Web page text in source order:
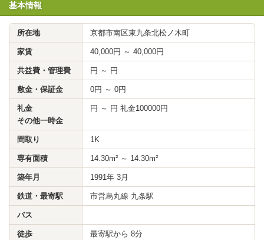
基本情報
所在地 京都市南区東九条北松ノ木町
家賃 40,000円 ～ 40,000円
共益費・管理費 円 ～ 円
敷金・保証金 0円 ～ 0円
礼金
その他一時金
円 ～ 円 礼金100000円
間取り 1K
専有面積 14.30m² ～ 14.30m²
築年月 1991年 3月
鉄道・最寄駅 市営烏丸線 九条駅
バス
徒歩 最寄駅から 8分